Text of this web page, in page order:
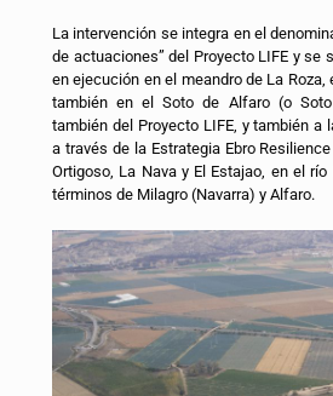
La intervención se integra en el
de actuaciones” del Proyecto LIFE y se
en ejecución en el meandro de La Roza,
también en el Soto de Alfaro (o
también del Proyecto LIFE, y también a
a través de la Estrategia Ebro
Ortigoso, La Nava y El Estajao, en el
términos de Milagro (Navarra) y Alfaro.